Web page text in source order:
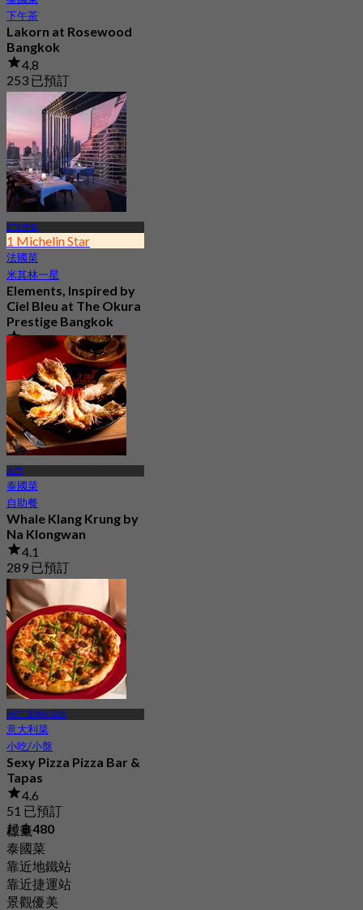
下午茶
Lakorn at Rosewood
Bangkok
4.8
253 已預訂
฿ 1,060
BTS 奔集
1 Michelin Star
法國菜
米其林一星
Elements, Inspired by
Ciel Bleu at The Okura
Prestige Bangkok
5.0
237 已預訂
฿ 2,900
水門
泰國菜
自助餐
Whale Klang Krung by
Na Klongwan
4.1
289 已預訂
起 ฿ 1,413
MRT 盧姆皮尼站
意大利菜
小吃/小盤
Sexy Pizza Pizza Bar &
Tapas
4.6
51 已預訂
起฿ 480
標籤
泰國菜
靠近地鐵站
靠近捷運站
景觀優美